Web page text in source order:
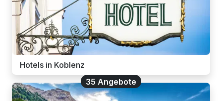
Hotels in Koblenz
35 Angebote